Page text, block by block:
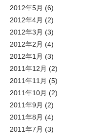
2012年5月 (6)
2012年4月 (2)
2012年3月 (3)
2012年2月 (4)
2012年1月 (3)
2011年12月 (2)
2011年11月 (5)
2011年10月 (2)
2011年9月 (2)
2011年8月 (4)
2011年7月 (3)